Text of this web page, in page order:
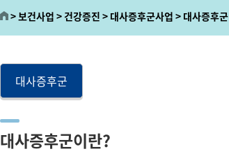
보건사업 건강증진 대사증후군사업 대사증후군
대사증후군
대사증후군이란?